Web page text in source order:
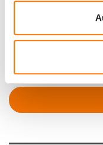
Zurück zur